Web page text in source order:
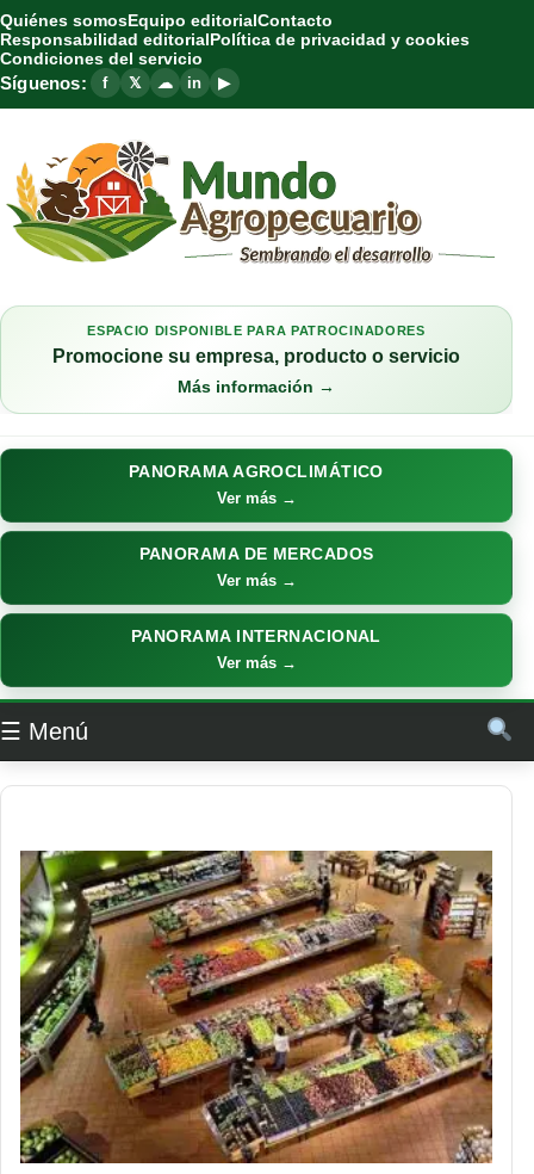
Quiénes somosEquipo editorialContacto
Responsabilidad editorialPolítica de privacidad y cookies
Condiciones del servicio
Síguenos: f 𝕏 ☁ in ▶
ESPACIO DISPONIBLE PARA PATROCINADORES
Promocione su empresa, producto o servicio
Más información →
PANORAMA AGROCLIMÁTICO
Ver más →
PANORAMA DE MERCADOS
Ver más →
PANORAMA INTERNACIONAL
Ver más →
☰ Menú